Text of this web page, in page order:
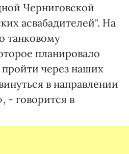
Черниговской
асвабадителей". На
танковому
планировало
через наших
в направлении
- говорится в